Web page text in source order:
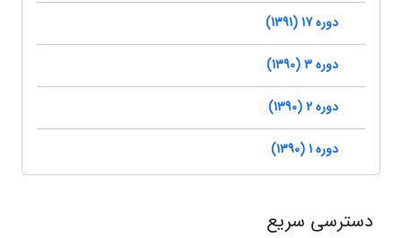
دوره 17 (1391)
دوره 3 (1390)
دوره 2 (1390)
دوره 1 (1390)
دسترسی سریع